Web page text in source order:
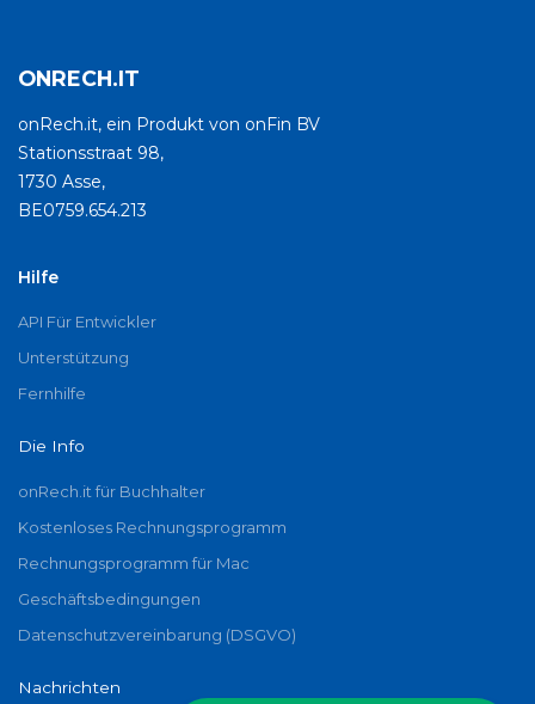
ONRECH.IT
onRech.it, ein Produkt von onFin BV
Stationsstraat 98,
1730 Asse,
BE0759.654.213
Hilfe
API Für Entwickler
Unterstützung
Fernhilfe
Die Info
onRech.it für Buchhalter
Kostenloses Rechnungsprogramm
Rechnungsprogramm für Mac
Geschäftsbedingungen
Datenschutzvereinbarung (DSGVO)
Nachrichten